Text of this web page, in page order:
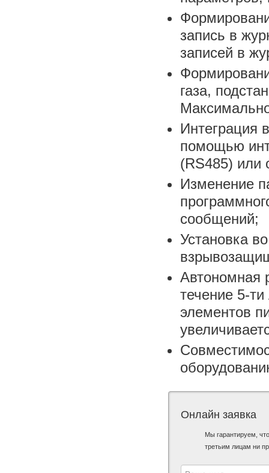
запись в
записей в
газа,
Интеграция
помощью
(RS485) или
Изменение
сообщений;
Установка
Автономная
течение 5-
элементов
Онлайн заявка
Мы гарантируем,
третьим лицам ни